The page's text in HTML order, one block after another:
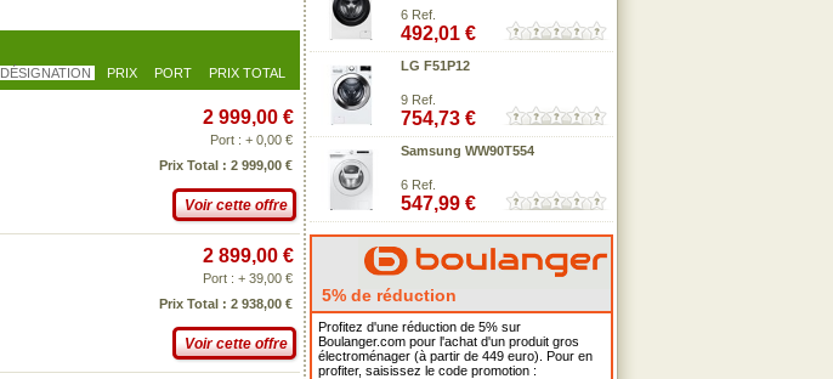
DÉSIGNATION PRIX PORT PRIX TOTAL
2 999,00 €
Port : + 0,00 €
Prix Total : 2 999,00 €
Voir cette offre
2 899,00 €
Port : + 39,00 €
Prix Total : 2 938,00 €
Voir cette offre
6 Ref.
492,01 €
LG F51P12
9 Ref.
754,73 €
Samsung WW90T554
6 Ref.
547,99 €
5% de réduction
Profitez d'une réduction de 5% sur
Boulanger.com pour l'achat d'un produit gros
électroménager (à partir de 449 euro). Pour en
profiter, saisissez le code promotion :